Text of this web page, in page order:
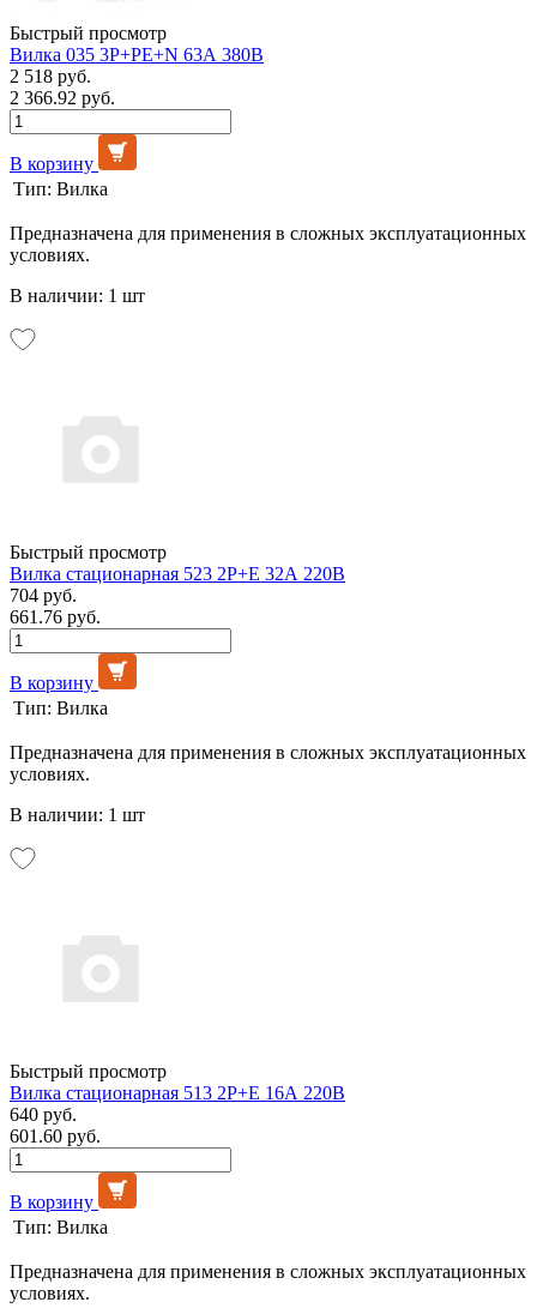
Быстрый просмотр
Вилка 035 3Р+РЕ+N 63А 380В
2 518 руб.
2 366.92 руб.
В корзину
Тип: Вилка
Предназначена для применения в сложных эксплуатационных
условиях.
В наличии: 1 шт
Быстрый просмотр
Вилка стационарная 523 2Р+Е 32А 220В
704 руб.
661.76 руб.
В корзину
Тип: Вилка
Предназначена для применения в сложных эксплуатационных
условиях.
В наличии: 1 шт
Быстрый просмотр
Вилка стационарная 513 2Р+Е 16А 220В
640 руб.
601.60 руб.
В корзину
Тип: Вилка
Предназначена для применения в сложных эксплуатационных
условиях.